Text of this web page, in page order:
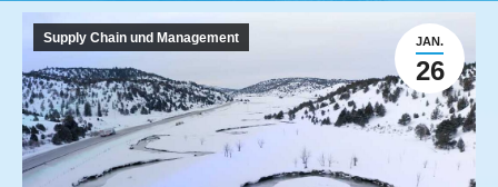
JAN.
26
Supply Chain und Management